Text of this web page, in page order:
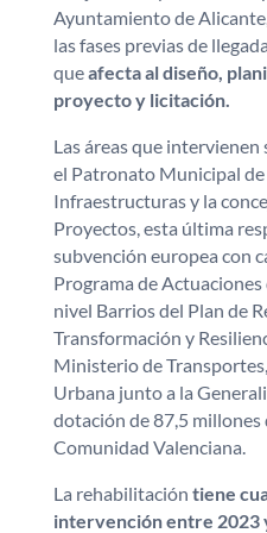
Ayuntamiento de
las fases previas de
queafecta al diseño,
proyecto y licitación.
Las áreas que intervienen
el Patronato Municipal de
Infraestructuras y la
Proyectos, esta última
subvención europea con
Programa de
nivel Barrios del Plan de
Transformación y
Ministerio de
Urbana junto a la
dotación de 87,5 millones
Comunidad Valenciana.
La rehabilitación tiene
intervención entre 2023